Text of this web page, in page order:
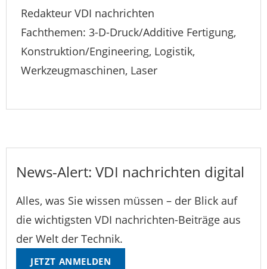
Redakteur VDI nachrichten
Fachthemen: 3-D-Druck/Additive Fertigung,
Konstruktion/Engineering, Logistik,
Werkzeugmaschinen, Laser
News-Alert: VDI nachrichten digital
Alles, was Sie wissen müssen – der Blick auf
die wichtigsten VDI nachrichten-Beiträge aus
der Welt der Technik.
JETZT ANMELDEN